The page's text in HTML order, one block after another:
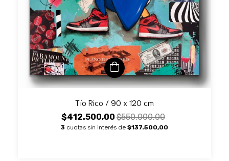
Tío Rico / 90 x 120 cm
$412.500,00 $550.000,00
3 cuotas sin interés de $137.500,00